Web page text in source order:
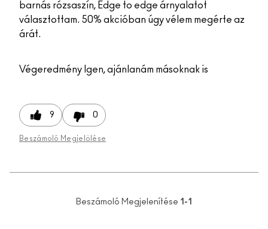
barnás rózsaszín, Edge to edge árnyalatot
választottam. 50% akcióban úgy vélem megérte az
árát.
Végeredmény Igen, ajánlanám másoknak is
9 0
Beszámoló Megjelölése
Beszámoló Megjelenítése 1-1